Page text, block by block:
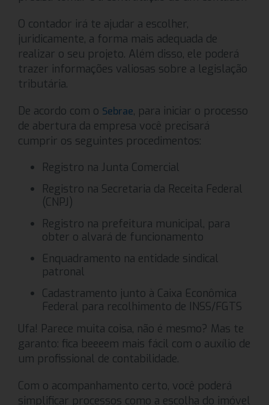
O contador irá te ajudar a escolher,
juridicamente, a forma mais adequada de
realizar o seu projeto. Além disso, ele poderá
trazer informações valiosas sobre a legislação
tributária.
De acordo com o Sebrae, para iniciar o processo
de abertura da empresa você precisará
cumprir os seguintes procedimentos:
Registro na Junta Comercial
Registro na Secretaria da Receita Federal
(CNPJ)
Registro na prefeitura municipal, para
obter o alvará de funcionamento
Enquadramento na entidade sindical
patronal
Cadastramento junto à Caixa Econômica
Federal para recolhimento de INSS/FGTS
Ufa! Parece muita coisa, não é mesmo? Mas te
garanto: fica beeeem mais fácil com o auxílio de
um profissional de contabilidade.
Com o acompanhamento certo, você poderá
simplificar processos como a escolha do imóvel